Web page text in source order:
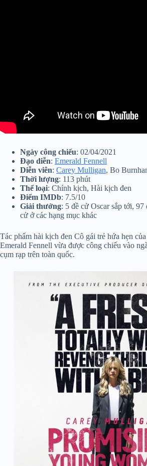
Ngày công chiếu: 02/04/2021
Đạo diễn: Emerald Fennell
Diễn viên: Carey Mulligan, Bo
Thời lượng: 113 phút
Thể loại: Chính kịch, Hài kịch đen
Điểm IMDb: 7.5/10
Giải thưởng: 5 đề cử Oscar sắp tới,
cử ở các hạng mục khác
Tác phẩm hài kịch đen Cô gái trẻ hứa hẹn
Emerald Fennell vừa được công chiếu vào
cụm rạp trên toàn quốc.